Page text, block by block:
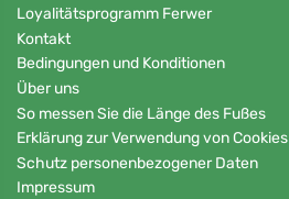
Loyalitätsprogramm Ferwer
Kontakt
Bedingungen und Konditionen
Über uns
So messen Sie die Länge des Fußes
Erklärung zur Verwendung von Cookies
Schutz personenbezogener Daten
Impressum